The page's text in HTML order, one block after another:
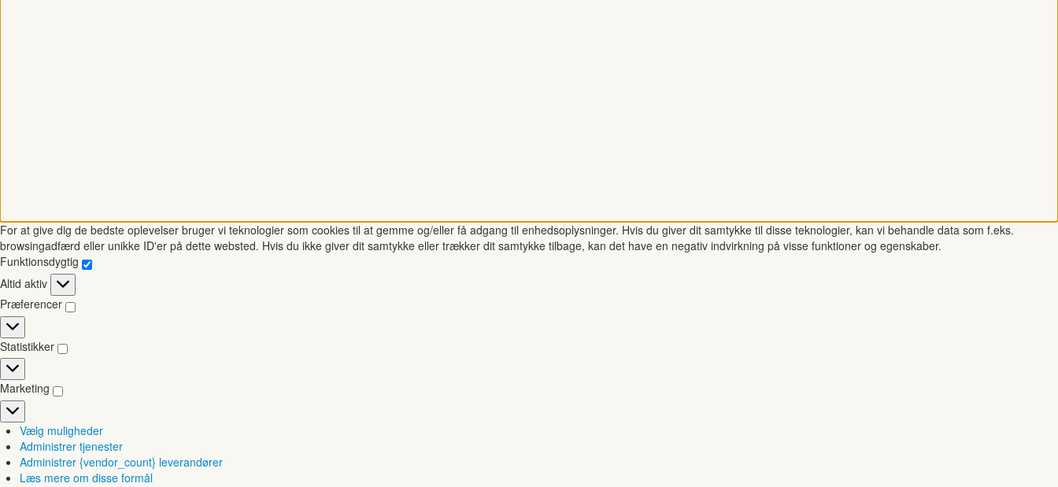
For at give dig de bedste oplevelser bruger vi teknologier som cookies til at gemme og/eller få adgang til enhedsoplysninger. Hvis du giver dit samtykke til disse teknologier, kan vi behandle data som f.eks.
browsingadfærd eller unikke ID'er på dette websted. Hvis du ikke giver dit samtykke eller trækker dit samtykke tilbage, kan det have en negativ indvirkning på visse funktioner og egenskaber.
Funktionsdygtig
Funktionsdygtig
Altid aktiv
Præferencer
Præferencer
Statistikker
Statistikker
Marketing
Marketing
Vælg muligheder
Administrer tjenester
Administrer {vendor_count} leverandører
Læs mere om disse formål